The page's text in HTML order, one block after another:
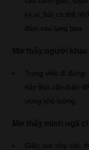
kỳ ai, bởi có thể
đâm sau lưng bạn.
Trong việc đi
hãy thật cẩn thận
ương khó lường.
Giấc mơ này cho